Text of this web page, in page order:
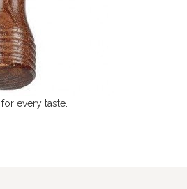
every taste.